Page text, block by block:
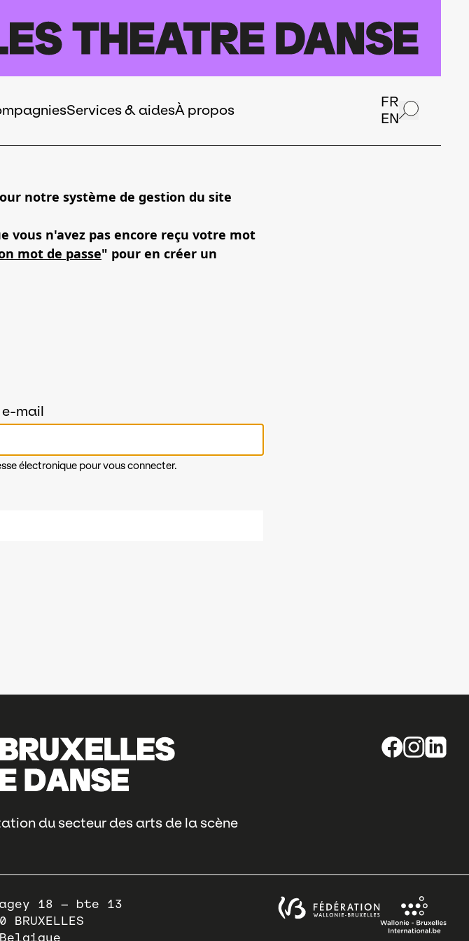
Services & aidesÀ propos
FR
EN
notre système de gestion du site
vous n'avez pas encore reçu votre mot
mot de passe" pour en créer un
mail
électronique pour vous connecter.
du secteur des arts de la scène
18 – bte 13
BRUXELLES
Belgique